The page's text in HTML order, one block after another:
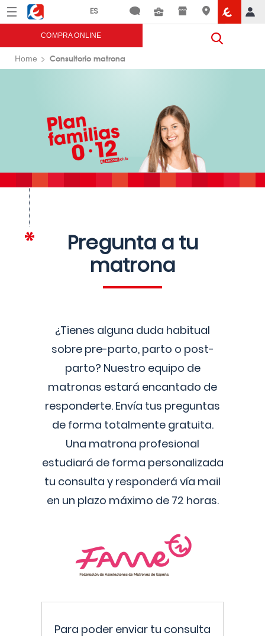
Menú Eroski
COMPRA ONLINE
Home Consultorio matrona
Pregunta a tu
matrona
¿Tienes alguna duda habitual
sobre pre-parto, parto o post-
parto? Nuestro equipo de
matronas estará encantado de
responderte. Envía tus preguntas
de forma totalmente gratuita.
Una matrona profesional
estudiará de forma personalizada
tu consulta y responderá vía mail
en un plazo máximo de 72 horas.
Para poder enviar tu consulta